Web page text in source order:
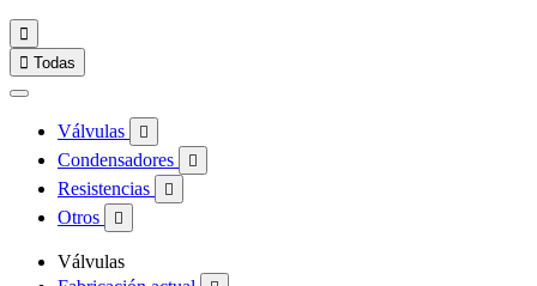

 Todas
Válvulas 
Condensadores 
Resistencias 
Otros 
Válvulas